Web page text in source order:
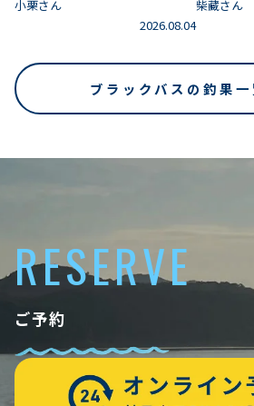
小栗さん
2026.08.04
柴藏さん
ブラックバスの釣果一
RESERVE
ご予約